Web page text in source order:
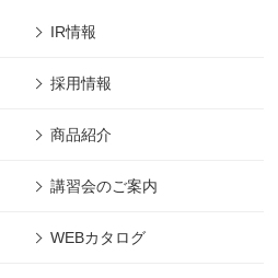
IR情報
採用情報
商品紹介
講習会のご案内
WEBカタログ